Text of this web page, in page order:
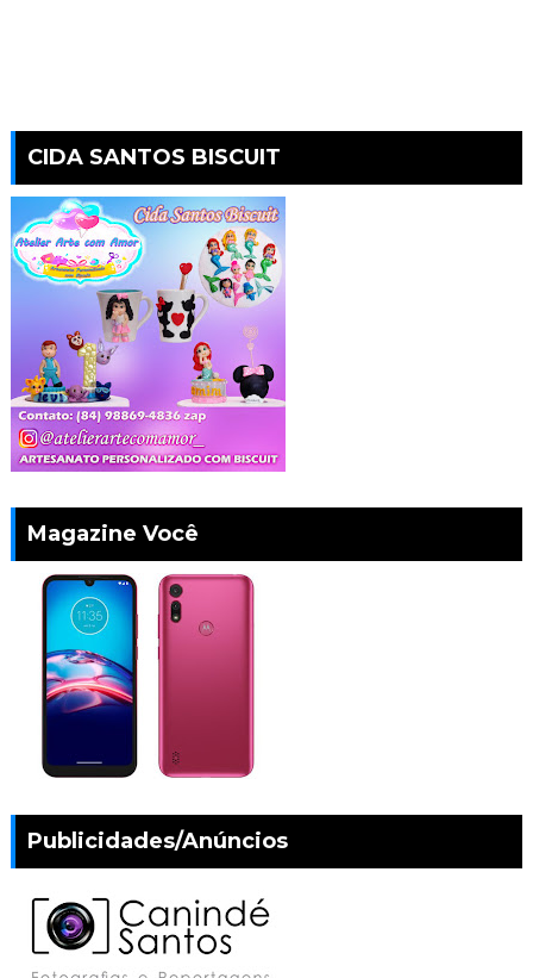
CIDA SANTOS BISCUIT
Magazine Você
Publicidades/Anúncios